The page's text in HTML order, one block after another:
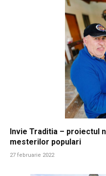
Invie Traditia – proiectul
mesterilor populari
27 februarie 2022